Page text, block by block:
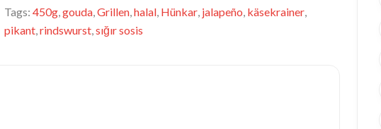
Tags: 450g,gouda,Grillen,halal, Hünkar, jalapeño, käsekrainer,
pikant,rindswurst,sığır sosis